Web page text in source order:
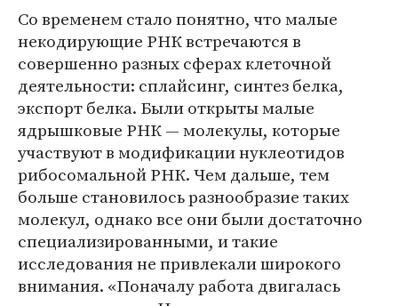
Со временем стало понятно, что малые
некодирующие РНК встречаются в
совершенно разных сферах клеточной
деятельности: сплайсинг, синтез белка,
экспорт белка. Были открыты малые
ядрышковые РНК — молекулы, которые
участвуют в модификации нуклеотидов
рибосомальной РНК. Чем дальше, тем
больше становилось разнообразие таких
молекул, однако все они были достаточно
специализированными, и такие
исследования не привлекали широкого
внимания. «Поначалу работа двигалась